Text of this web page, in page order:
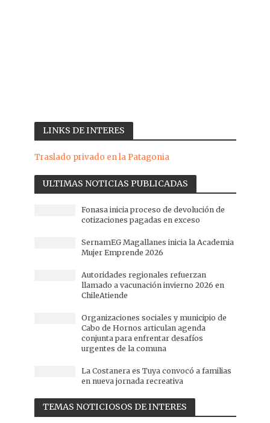
LINKS DE INTERES
Traslado privado en la Patagonia
ULTIMAS NOTICIAS PUBLICADAS
Fonasa inicia proceso de devolución de
cotizaciones pagadas en exceso
SernamEG Magallanes inicia la Academia
Mujer Emprende 2026
Autoridades regionales refuerzan
llamado a vacunación invierno 2026 en
ChileAtiende
Organizaciones sociales y municipio de
Cabo de Hornos articulan agenda
conjunta para enfrentar desafíos
urgentes de la comuna
La Costanera es Tuya convocó a familias
en nueva jornada recreativa
TEMAS NOTICIOSOS DE INTERES